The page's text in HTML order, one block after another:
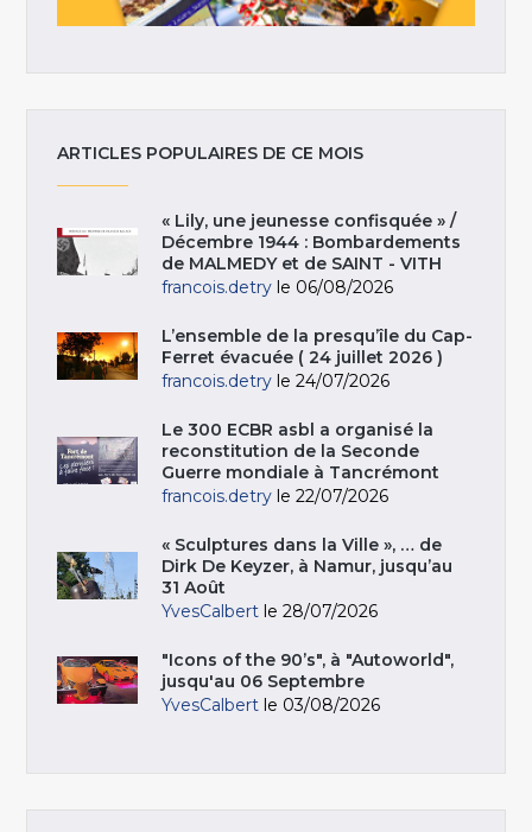
ARTICLES POPULAIRES DE CE MOIS
« Lily, une jeunesse confisquée » /
Décembre 1944 : Bombardements
de MALMEDY et de SAINT - VITH
francois.detry le 06/08/2026
L’ensemble de la presqu’île du Cap-
Ferret évacuée ( 24 juillet 2026 )
francois.detry le 24/07/2026
Le 300 ECBR asbl a organisé la
reconstitution de la Seconde
Guerre mondiale à Tancrémont
francois.detry le 22/07/2026
« Sculptures dans la Ville », … de
Dirk De Keyzer, à Namur, jusqu’au
31 Août
YvesCalbert le 28/07/2026
"Icons of the 90’s", à "Autoworld",
jusqu'au 06 Septembre
YvesCalbert le 03/08/2026